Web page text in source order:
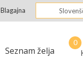
Blagajna
Seznam želja